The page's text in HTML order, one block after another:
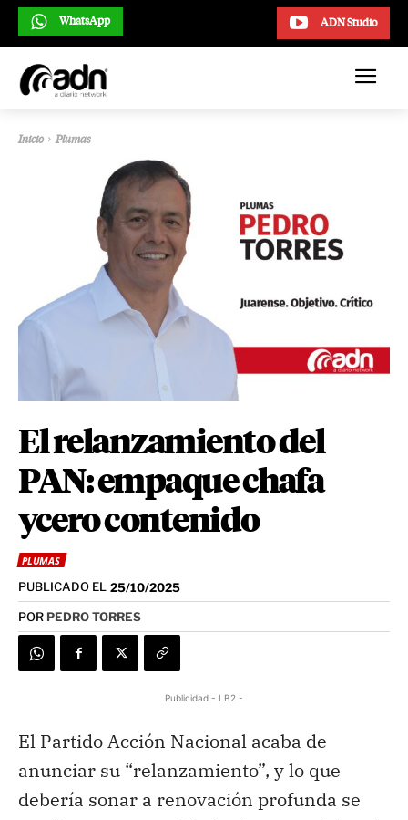
ADN Studio
WhatsApp
Inicio Plumas
El relanzamiento del
PAN: empaque chafa
ycero contenido
PLUMAS
PUBLICADO EL 25/10/2025
POR PEDRO TORRES
Publicidad - LB2 -
El Partido Acción Nacional acaba de
anunciar su “relanzamiento”, y lo que
debería sonar a renovación profunda se